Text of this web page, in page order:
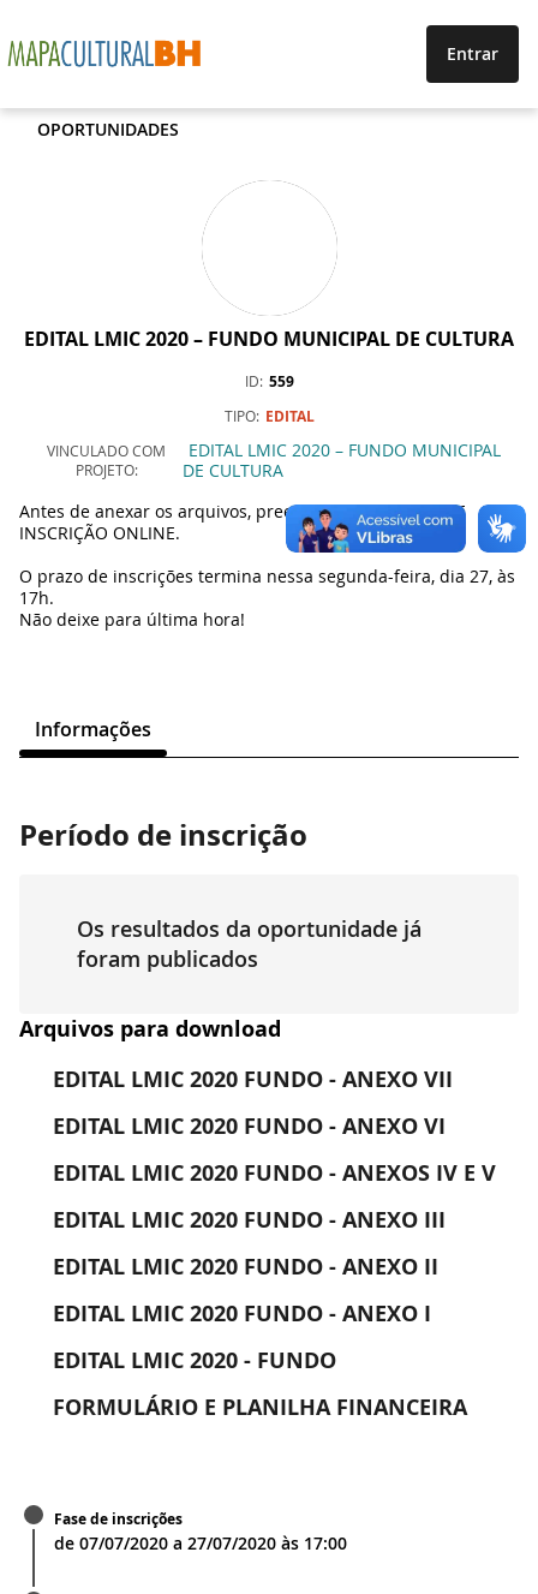
Entrar
OPORTUNIDADES
EDITAL LMIC 2020 – FUNDO MUNICIPAL DE CULTURA
ID 559
TIPO EDITAL
VINCULADO COM
PROJETO
EDITAL LMIC 2020 – FUNDO MUNICIPAL
DE CULTURA
Antes de anexar os arquivos, preencha toda a FICHA DE
INSCRIÇÃO ONLINE.
O prazo de inscrições termina nessa segunda-feira, dia 27, às
17h.
Não deixe para última hora!
Informações
Período de inscrição
Os resultados da oportunidade já
foram publicados
Arquivos para download
EDITAL LMIC 2020 FUNDO - ANEXO VII
EDITAL LMIC 2020 FUNDO - ANEXO VI
EDITAL LMIC 2020 FUNDO - ANEXOS IV E V
EDITAL LMIC 2020 FUNDO - ANEXO III
EDITAL LMIC 2020 FUNDO - ANEXO II
EDITAL LMIC 2020 FUNDO - ANEXO I
EDITAL LMIC 2020 - FUNDO
FORMULÁRIO E PLANILHA FINANCEIRA
Fase de inscrições
de07/07/2020 a27/07/2020 às 17:00